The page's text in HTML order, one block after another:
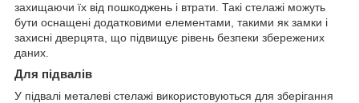
захищаючи їх від пошкоджень і втрати. Такі стелажі можуть
бути оснащені додатковими елементами, такими як замки і
захисні дверцята, що підвищує рівень безпеки збережених
даних.
Для підвалів
У підвалі металеві стелажі використовуються для зберігання